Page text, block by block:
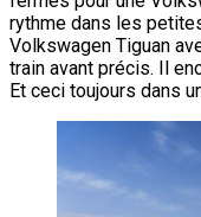
rythme dans les
Volkswagen Tiguan
train avant précis. Il
Et ceci toujours dans